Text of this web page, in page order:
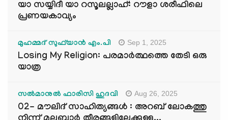
യാ സയ്യിദീ യാ റസൂലല്ലാഹ്: റൗളാ ശരീഫിലെ
പ്രണയകാവ്യം
മുഹമ്മദ് സുഫ്‌യാൻ എം.പി Sep 1, 2025
Losing My Religion: പരമാർത്ഥത്തെ തേടി ഒരു
യാത്ര
സൽമാനുൽ ഫാരിസി ഹുദവി Aug 26, 2025
02- മൗലിദ് സാഹിത്യങ്ങൾ : അറബ് ലോകത്തു